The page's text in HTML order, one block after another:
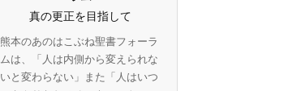
真の更正を目指して
熊本のあのはこぶね聖書フォーラ
ムは、「人は内側から変えられな
いと変わらない」また「人はいつ